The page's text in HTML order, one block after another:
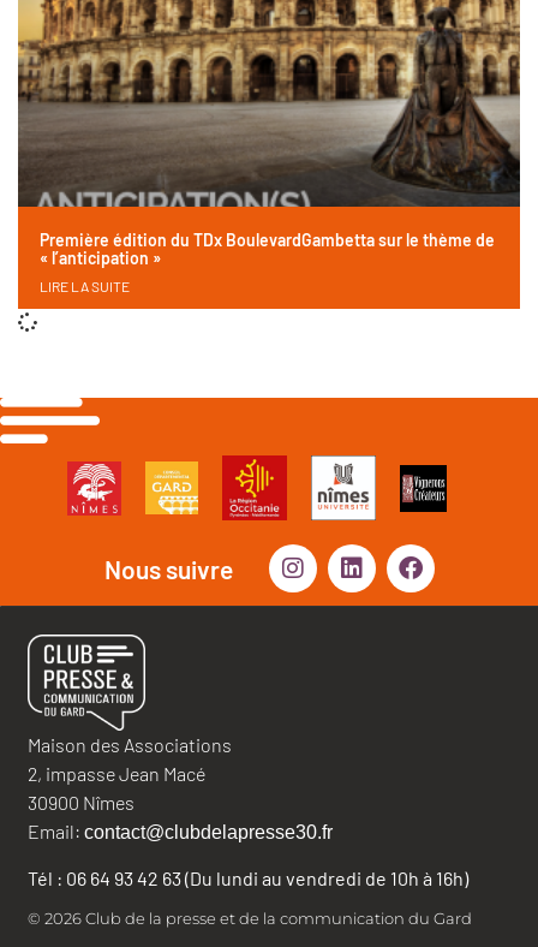
Première édition du TDx BoulevardGambetta sur le thème de
« l’anticipation »
LIRE LA SUITE
Nous suivre
Maison des Associations
2, impasse Jean Macé
30900 Nîmes
Email: contact@clubdelapresse30.fr
Tél : 06 64 93 42 63 (Du lundi au vendredi de 10h à 16h)
© 2026 Club de la presse et de la communication du Gard